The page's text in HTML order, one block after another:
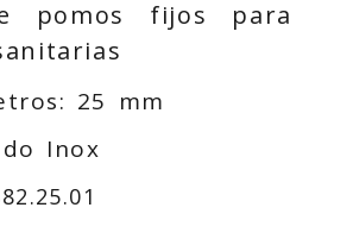
pomos fijos para
25 mm
Inox